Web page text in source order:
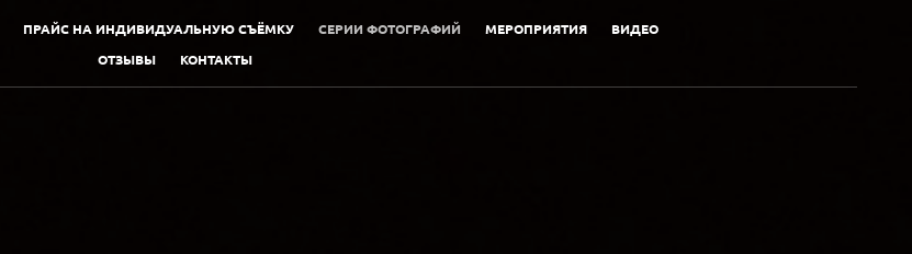
ПРАЙС НА ИНДИВИДУАЛЬНУЮ СЪЁМКУ СЕРИИ ФОТОГРАФИЙ МЕРОПРИЯТИЯ
ВИДЕО
ОТЗЫВЫ
КОНТАКТЫ